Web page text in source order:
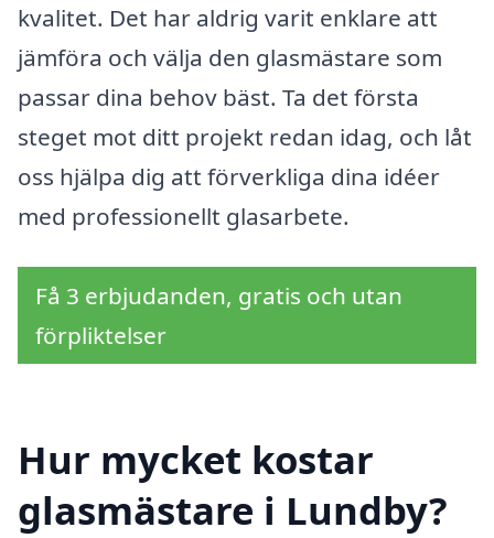
kvalitet. Det har aldrig varit enklare att
jämföra och välja den glasmästare som
passar dina behov bäst. Ta det första
steget mot ditt projekt redan idag, och låt
oss hjälpa dig att förverkliga dina idéer
med professionellt glasarbete.
Få 3 erbjudanden, gratis och utan
förpliktelser
Hur mycket kostar
glasmästare i Lundby?